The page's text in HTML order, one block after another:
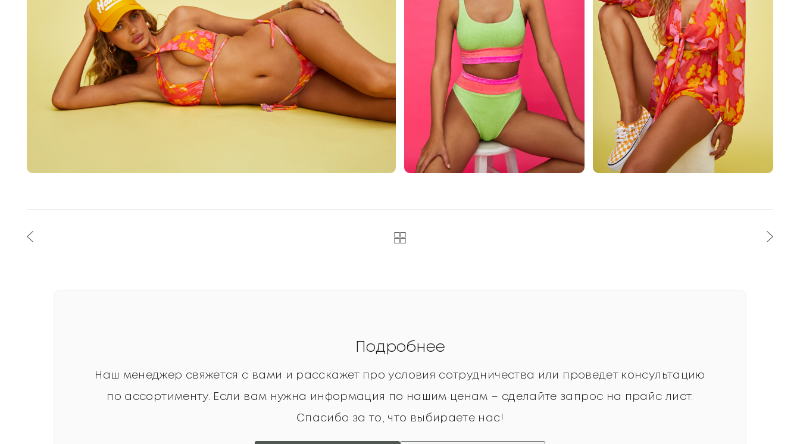
Подробнее
Наш менеджер свяжется с вами и расскажет про условия сотрудничества или проведет консультацию
по ассортименту. Если вам нужна информация по нашим ценам – сделайте запрос на прайс лист.
Спасибо за то, что выбираете нас!